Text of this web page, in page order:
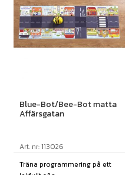
Blue-Bot/Bee-Bot matta
Affärsgatan
Art. nr: 113026
Träna programmering på ett